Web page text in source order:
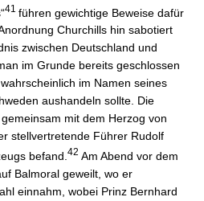
41 führen gewichtige Beweise dafür
Churchills hin sabotiert
zwischen Deutschland und
im Grunde bereits geschlossen
im Namen seines
aushandeln sollte. Die
mit dem Herzog von
stellvertretende Führer Rudolf
befand. 42 Am Abend vor dem
Balmoral geweilt, wo er
einnahm, wobei Prinz Bernhard